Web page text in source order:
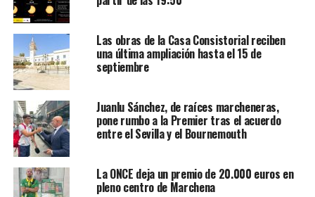
Las obras de la Casa Consistorial reciben
una última ampliación hasta el 15 de
septiembre
Juanlu Sánchez, de raíces marcheneras,
pone rumbo a la Premier tras el acuerdo
entre el Sevilla y el Bournemouth
La ONCE deja un premio de 20.000 euros en
pleno centro de Marchena